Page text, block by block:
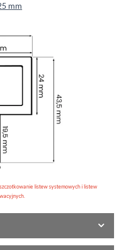
mm
listew systemowych i listew